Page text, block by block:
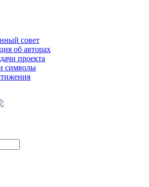
совет
об авторах
проекта
символы